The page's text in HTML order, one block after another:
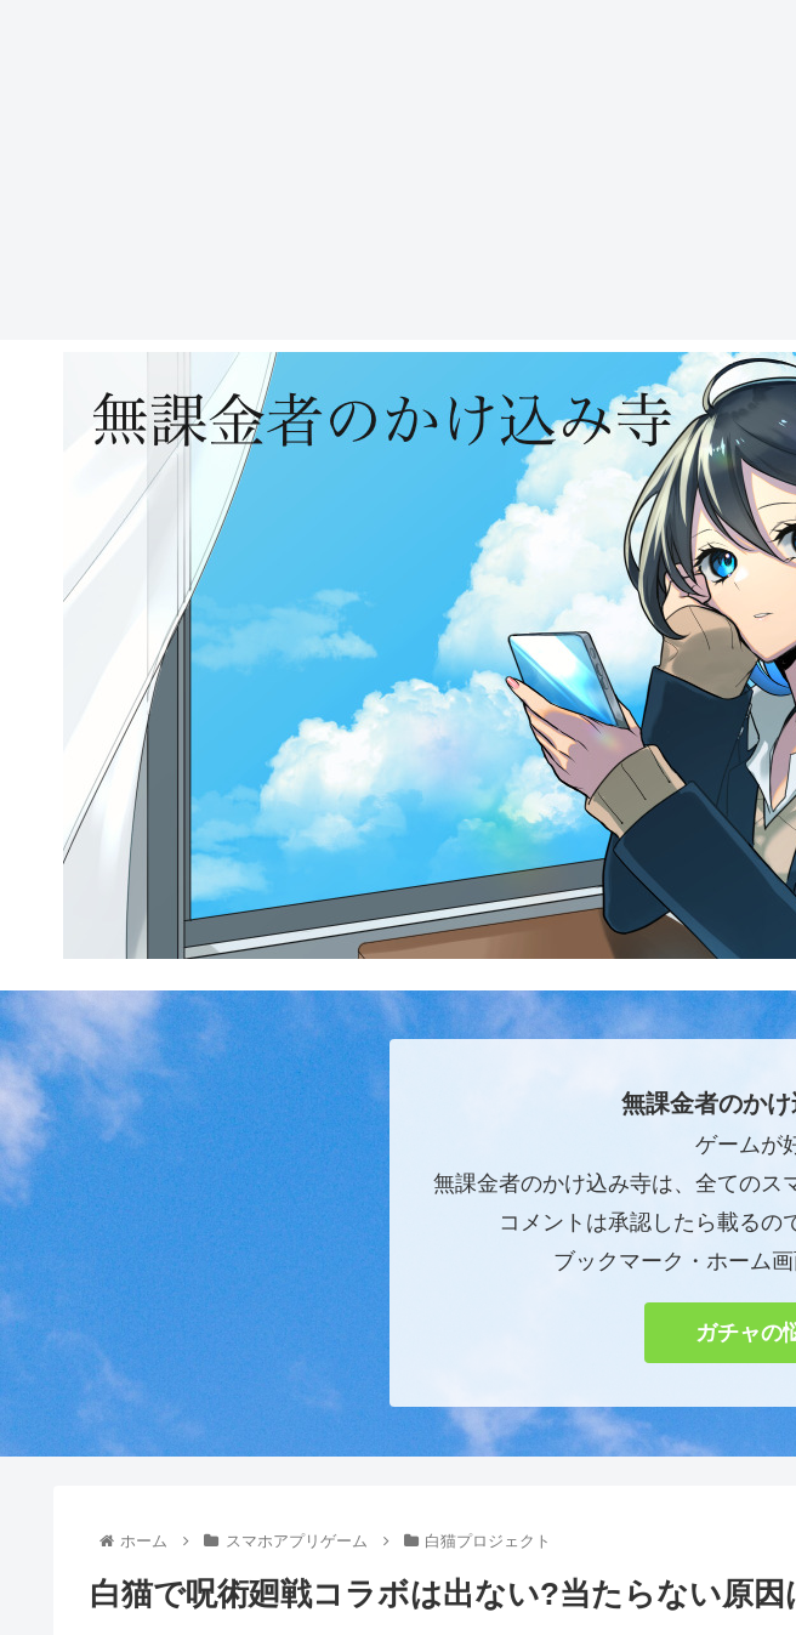
無課金者のかけ
ゲームが
無課金者のかけ込み寺は、全てのス
コメントは承認したら載るの
ブックマーク・ホーム
ガチャの
ホーム スマホアプリゲーム 白猫プロジェクト
白猫で呪術廻戦コラボは出ない?当たらない原因